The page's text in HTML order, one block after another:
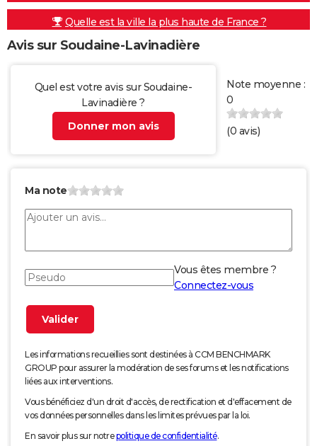
Quelle est la ville la plus haute de France ?
Avis sur Soudaine-Lavinadière
Quel est votre avis sur Soudaine-
Lavinadière ?
Donner mon avis
Note moyenne :
0
(0 avis)
Ma note
Vous êtes membre ?
Connectez-vous
Les informations recueillies sont destinées à CCM BENCHMARK
GROUP pour assurer la modération de ses forums et les notifications
liées aux interventions.
Vous bénéficiez d'un droit d'accès, de rectification et d'effacement de
vos données personnelles dans les limites prévues par la loi.
En savoir plus sur notrepolitique de confidentialité.